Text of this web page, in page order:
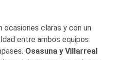
ocasiones claras y con un
entre ambos equipos
Osasuna y Villarreal